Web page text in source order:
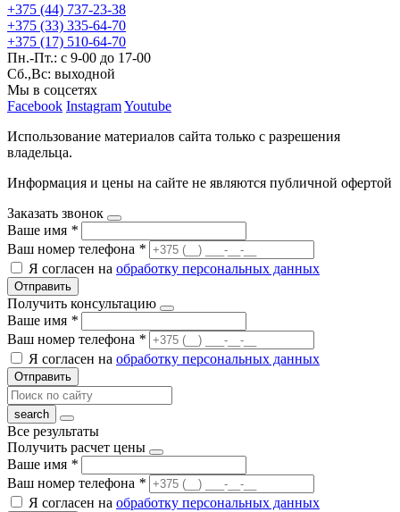
+375 (44) 737-23-38
+375 (33) 335-64-70
+375 (17) 510-64-70
Пн.-Пт.: с 9-00 до 17-00
Сб.,Вс: выходной
Мы в соцсетях
Facebook InstagramYoutube
Использование материалов сайта только с разрешения
владельца.
Информация и цены на сайте не являются публичной офертой
Заказать звонок
Ваше имя *
Ваш номер телефона *
Я согласен на обработку персональных данных
Отправить
Получить консультацию
Ваше имя *
Ваш номер телефона *
Я согласен на обработку персональных данных
Отправить
Все результаты
Получить расчет цены
Ваше имя *
Ваш номер телефона *
Я согласен на обработку персональных данных